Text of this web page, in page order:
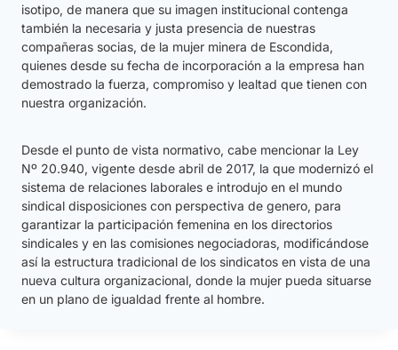
isotipo, de manera que su imagen institucional contenga
también la necesaria y justa presencia de nuestras
compañeras socias, de la mujer minera de Escondida,
quienes desde su fecha de incorporación a la empresa han
demostrado la fuerza, compromiso y lealtad que tienen con
nuestra organización.
Desde el punto de vista normativo, cabe mencionar la Ley
Nº 20.940, vigente desde abril de 2017, la que modernizó el
sistema de relaciones laborales e introdujo en el mundo
sindical disposiciones con perspectiva de genero, para
garantizar la participación femenina en los directorios
sindicales y en las comisiones negociadoras, modificándose
así la estructura tradicional de los sindicatos en vista de una
nueva cultura organizacional, donde la mujer pueda situarse
en un plano de igualdad frente al hombre.